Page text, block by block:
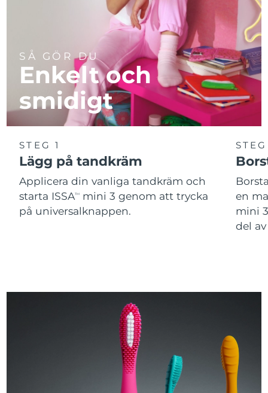
SÅ GÖR DU
Enkelt och
smidigt
STEG 1
Lägg på tandkräm
Applicera din vanliga tandkräm och
starta ISSATM
mini 3 genom att trycka
på universalknappen.
en
mini
del